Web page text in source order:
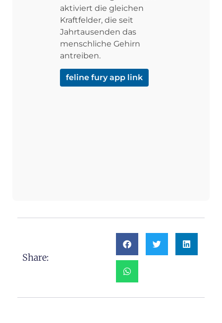
aktiviert die gleichen
Kraftfelder, die seit
Jahrtausenden das
menschliche Gehirn
antreiben.
feline fury app link
Share: